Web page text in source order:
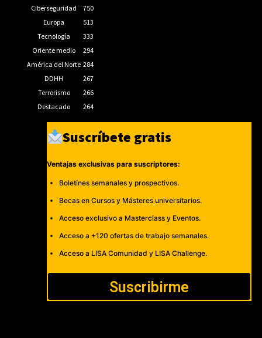
Ciberseguridad
750
Europa
513
Tecnología
333
Oriente medio
294
América del Norte 284
DDHH
267
Terrorismo
266
Destacado
264
Suscríbete gratis
Ventajas exclusivas para suscriptores:
Boletines semanales y prospectivos.
Becas en Cursos y Másteres universitarios.
Acceso exclusivo a Masterclass y Eventos.
Acceso a +120 ofertas de trabajo semanales.
Acceso a LISA Comunidad y LISA Challenge.
Suscribirme